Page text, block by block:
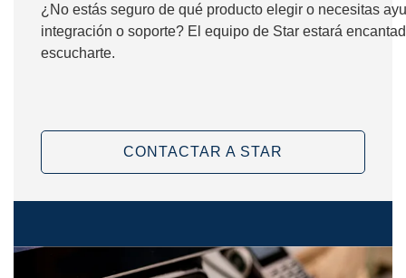
¿No estás seguro de qué producto elegir o necesitas
integración o soporte? El equipo de Star estará
escucharte.
CONTACTAR A STAR